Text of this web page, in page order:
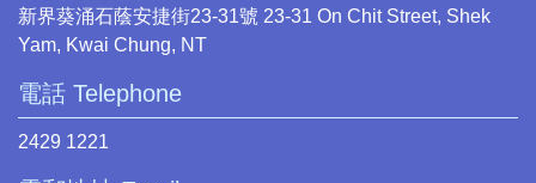
新界葵涌石蔭安捷街23-31號 23-31 On Chit Street, Shek
Yam, Kwai Chung, NT
電話 Telephone
2429 1221